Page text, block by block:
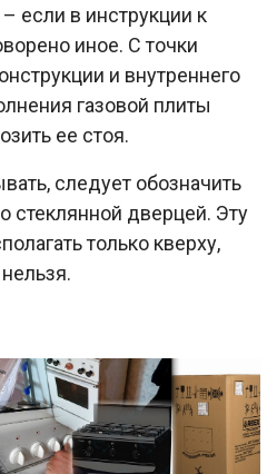
если в инструкции к
иное. С точки
и внутреннего
газовой плиты
ее стоя.
следует обозначить
стеклянной дверцей. Эту
только кверху,